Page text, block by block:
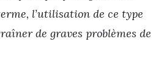
l’utilisation de ce type
de graves problèmes de